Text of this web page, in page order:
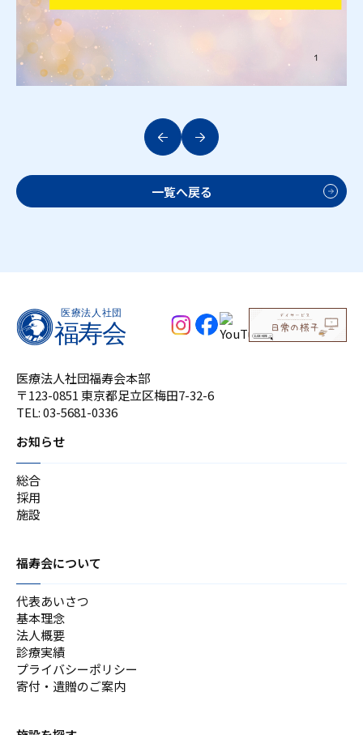
一覧へ戻る
医療法人社団福寿会本部
〒123-0851 東京都足立区梅田7-32-6
TEL:03-5681-0336
お知らせ
総合
採用
施設
福寿会について
代表あいさつ
基本理念
法人概要
診療実績
プライバシーポリシー
寄付・遺贈のご案内